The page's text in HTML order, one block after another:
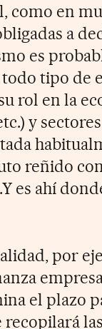
como en
a
es
tipo de
rol en la
y
reñido
es ahí
por
el plazo